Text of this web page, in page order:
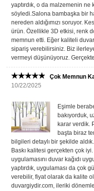
yaptırdık, o da malzemenin
söyledi.Salona bambaşka bir
nereden aldığımızı soruyor.
ürün. Özellikle 3D etkisi, renk
memnun etti. Eğer kaliteli
sipariş verebilirsiniz. Biz
vermeyi düşünüyoruz.
Çok Memnun
10/22/2025
Eşimle
bakıyorduk,
karar verdik.
başta biraz
bilgileri detaylı bir şekilde
Baskı kalitesi gerçekten çok
uygulamasını duvar kağıdı
yaptırdık, uygulaması da çok
verebilir, fiyat olarak da kalite
duvargiydir.com, ileriki